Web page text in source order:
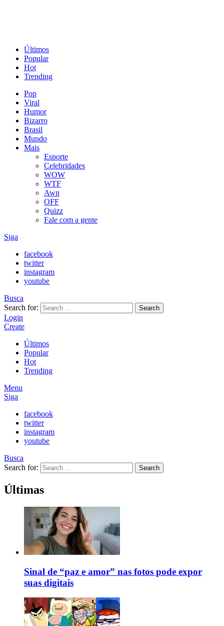
Últimos
Popular
Hot
Trending
Pop
Viral
Humor
Bizarro
Brasil
Mundo
Mais
Esporte
Celebridades
WOW
WTF
Awn
OFF
Quizz
Fale com a gente
Siga
facebook
twitter
instagram
youtube
Busca
Search for:
Search
Login
Create
Últimos
Popular
Hot
Trending
Menu
Siga
facebook
twitter
instagram
youtube
Busca
Search for:
Search
Últimas
Sinal de “paz e amor” nas fotos pode expor
suas digitais